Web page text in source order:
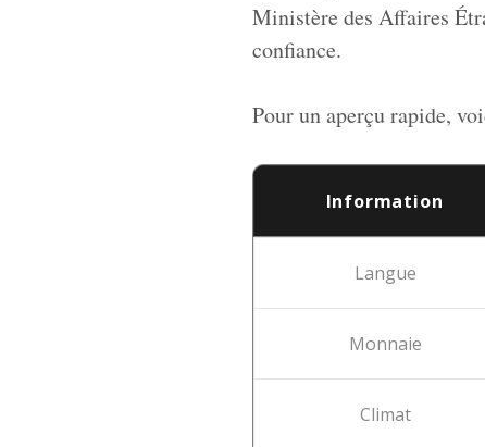
Ministère des Affaires
confiance.
Pour un aperçu rapide,
Information
Langue
Monnaie
Climat